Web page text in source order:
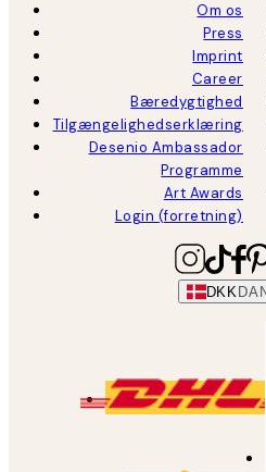
Om os
Press
Imprint
Career
Bæredygtighed
Tilgængelighedserklæring
Desenio Ambassador
Programme
Art Awards
Login (forretning)
DKK